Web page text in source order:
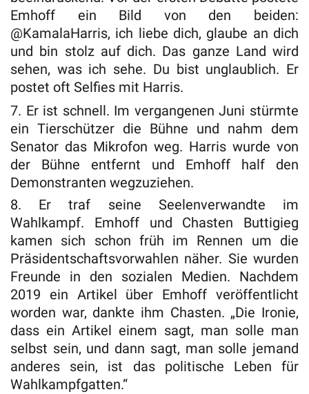
Emhoff ein Bild von den beiden:
@KamalaHarris, ich liebe dich, glaube an dich
und bin stolz auf dich. Das ganze Land wird
sehen, was ich sehe. Du bist unglaublich. Er
postet oft Selfies mit Harris.
7. Er ist schnell. Im vergangenen Juni stürmte
ein Tierschützer die Bühne und nahm dem
Senator das Mikrofon weg. Harris wurde von
der Bühne entfernt und Emhoff half den
Demonstranten wegzuziehen.
8. Er traf seine Seelenverwandte im
Wahlkampf. Emhoff und Chasten Buttigieg
kamen sich schon früh im Rennen um die
Präsidentschaftsvorwahlen näher. Sie wurden
Freunde in den sozialen Medien. Nachdem
2019 ein Artikel über Emhoff veröffentlicht
worden war, dankte ihm Chasten. „Die Ironie,
dass ein Artikel einem sagt, man solle man
selbst sein, und dann sagt, man solle jemand
anderes sein, ist das politische Leben für
Wahlkampfgatten.“